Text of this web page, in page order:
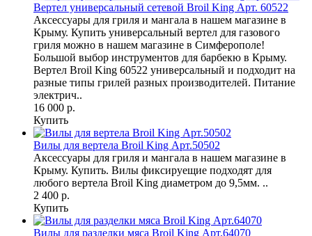
Вертел универсальный сетевой Broil King Арт. 60522
Аксессуары для гриля и мангала в нашем магазине в
Крыму. Купить универсальный вертел для газового
гриля можно в нашем магазине в Симферополе!
Большой выбор инструментов для барбекю в Крыму.
Вертел Broil King 60522 универсальный и подходит на
разные типы грилей разных производителей. Питание
электрич..
16 000 р.
Купить
Вилы для вертела Broil King Арт.50502
Аксессуары для гриля и мангала в нашем магазине в
Крыму. Купить. Вилы фиксируещие подходят для
любого вертела Broil King диаметром до 9,5мм. ..
2 400 р.
Купить
Вилы для разделки мяса Broil King Арт.64070